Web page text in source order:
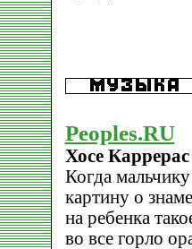
Peoples.RU
Хосе Каррерас
Когда
картину о
на ребенка
во все горло